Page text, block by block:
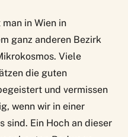
in Wien in
ganz anderen Bezirk
Viele
die guten
und vermissen
wenn wir in einer
sind. Ein Hoch an dieser